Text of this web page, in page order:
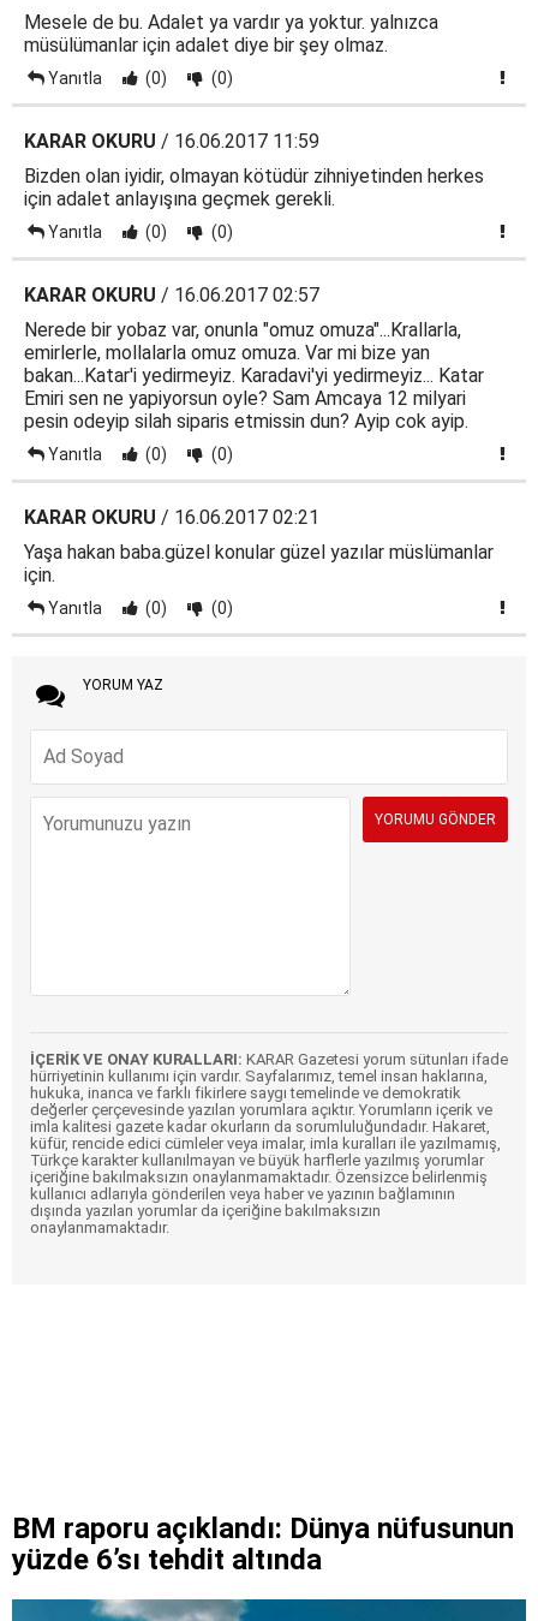
Mesele de bu. Adalet ya vardır ya yoktur. yalnızca
müsülümanlar için adalet diye bir şey olmaz.
Yanıtla (0) (0)
KARAR OKURU / 16.06.2017 11:59
Bizden olan iyidir, olmayan kötüdür zihniyetinden herkes
için adalet anlayışına geçmek gerekli.
Yanıtla (0) (0)
KARAR OKURU / 16.06.2017 02:57
Nerede bir yobaz var, onunla "omuz omuza"...Krallarla,
emirlerle, mollalarla omuz omuza. Var mi bize yan
bakan...Katar'i yedirmeyiz. Karadavi'yi yedirmeyiz... Katar
Emiri sen ne yapiyorsun oyle? Sam Amcaya 12 milyari
pesin odeyip silah siparis etmissin dun? Ayip cok ayip.
Yanıtla (0) (0)
KARAR OKURU / 16.06.2017 02:21
Yaşa hakan baba.güzel konular güzel yazılar müslümanlar
için.
Yanıtla (0) (0)
YORUM YAZ
İÇERİK VE ONAY KURALLARI: KARAR Gazetesi yorum sütunları ifade
hürriyetinin kullanımı için vardır. Sayfalarımız, temel insan haklarına,
hukuka, inanca ve farklı fikirlere saygı temelinde ve demokratik
değerler çerçevesinde yazılan yorumlara açıktır. Yorumların içerik ve
imla kalitesi gazete kadar okurların da sorumluluğundadır. Hakaret,
küfür, rencide edici cümleler veya imalar, imla kuralları ile yazılmamış,
Türkçe karakter kullanılmayan ve büyük harflerle yazılmış yorumlar
içeriğine bakılmaksızın onaylanmamaktadır. Özensizce belirlenmiş
kullanıcı adlarıyla gönderilen veya haber ve yazının bağlamının
dışında yazılan yorumlar da içeriğine bakılmaksızın
onaylanmamaktadır.
BM raporu açıklandı: Dünya nüfusunun
yüzde 6’sı tehdit altında